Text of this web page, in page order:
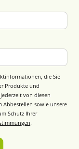
die Sie
Produkte und
von diesen
Abbestellen sowie unsere
Schutz Ihrer
.